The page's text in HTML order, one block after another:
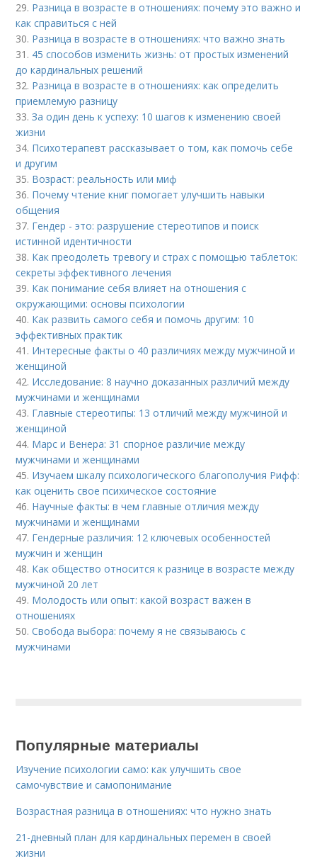
29. Разница в возрасте в отношениях: почему это важно и
как справиться с ней
30. Разница в возрасте в отношениях: что важно знать
31. 45 способов изменить жизнь: от простых изменений
до кардинальных решений
32. Разница в возрасте в отношениях: как определить
приемлемую разницу
33.За один день к успеху: 10 шагов к изменению своей
жизни
34. Психотерапевт рассказывает о том, как помочь себе
и другим
35. Возраст: реальность или миф
36. Почему чтение книг помогает улучшить навыки
общения
37. Гендер - это: разрушение стереотипов и поиск
истинной идентичности
38. Как преодолеть тревогу и страх с помощью таблеток:
секреты эффективного лечения
39. Как понимание себя влияет на отношения с
окружающими: основы психологии
40. Как развить самого себя и помочь другим: 10
эффективных практик
41. Интересные факты о 40 различиях между мужчиной и
женщиной
42. Исследование: 8 научно доказанных различий между
мужчинами и женщинами
43. Главные стереотипы: 13 отличий между мужчиной и
женщиной
44. Марс и Венера: 31 спорное различие между
мужчинами и женщинами
45. Изучаем шкалу психологического благополучия Рифф:
как оценить свое психическое состояние
46. Научные факты: в чем главные отличия между
мужчинами и женщинами
47. Гендерные различия: 12 ключевых особенностей
мужчин и женщин
48. Как общество относится к разнице в возрасте между
мужчиной 20 лет
49. Молодость или опыт: какой возраст важен в
отношениях
50.Свобода выбора: почему я не связываюсь с
мужчинами
Популярные материалы
Изучение психологии само: как улучшить свое
самочувствие и самопонимание
Возрастная разница в отношениях: что нужно знать
21-дневный план для кардинальных перемен в своей
жизни